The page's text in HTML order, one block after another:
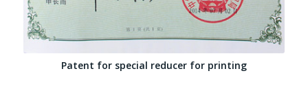
Patent for special reducer for printing